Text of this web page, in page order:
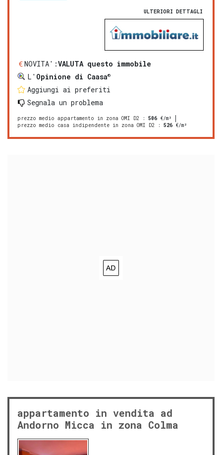
ULTERIORI DETTAGLI
NOVITA':VALUTA questo immobile
L' Opinione di Caasa®
Aggiungi ai preferiti
Segnala un problema
prezzo medio appartamento in zona OMI D2 : 506 €/m²
prezzo medio casa indipendente in zona OMI D2 : 526 €/m²
appartamento in vendita ad
Andorno Micca in zona Colma